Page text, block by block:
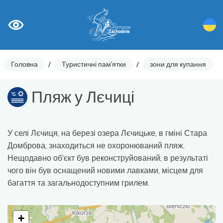
Головна / Туристичні пам'ятки / зони для купання
Пляж у Лєчиці
У селі Лєчиця, на березі озера Лєчицьке, в гміні Стара
Домброва, знаходиться не охоронюваний пляж.
Нещодавно об'єкт був реконструйований, в результаті
чого він був оснащений новими лавками, місцем для
багаття та загальнодоступним грилем.
+